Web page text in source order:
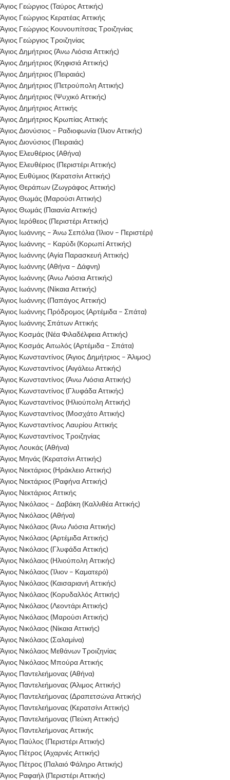
Άγιος Γεώργιος (Ταύρος Αττικής)
Άγιος Γεώργιος Κερατέας Αττικής
Άγιος Γεώργιος Κουνουπίτσας Τροιζηνίας
Άγιος Γεώργιος Τροιζηνίας
Άγιος Δημήτριος (Άνω Λιόσια Αττικής)
Άγιος Δημήτριος (Κηφισιά Αττικής)
Άγιος Δημήτριος (Πειραιάς)
Άγιος Δημήτριος (Πετρούπολη Αττικής)
Άγιος Δημήτριος (Ψυχικό Αττικής)
Άγιος Δημήτριος Αττικής
Άγιος Δημήτριος Κρωπίας Αττικής
Άγιος Διονύσιος – Ραδιοφωνία (Ίλιον Αττικής)
Άγιος Διονύσιος (Πειραιάς)
Άγιος Ελευθέριος (Αθήνα)
Άγιος Ελευθέριος (Περιστέρι Αττικής)
Άγιος Ευθύμιος (Κερατσίνι Αττικής)
Άγιος Θεράπων (Ζωγράφος Αττικής)
Άγιος Θωμάς (Μαρούσι Αττικής)
Άγιος Θωμάς (Παιανία Αττικής)
Άγιος Ιερόθεος (Περιστέρι Αττικής)
Άγιος Ιωάννης – Άνω Σεπόλια (Ίλιον – Περιστέρι)
Άγιος Ιωάννης – Καρύδι (Κορωπί Αττικής)
Άγιος Ιωάννης (Αγία Παρασκευή Αττικής)
Άγιος Ιωάννης (Αθήνα – Δάφνη)
Άγιος Ιωάννης (Άνω Λιόσια Αττικής)
Άγιος Ιωάννης (Νίκαια Αττικής)
Άγιος Ιωάννης (Παπάγος Αττικής)
Άγιος Ιωάννης Πρόδρομος (Αρτέμιδα – Σπάτα)
Άγιος Ιωάννης Σπάτων Αττικής
Άγιος Κοσμάς (Νέα Φιλαδέλφεια Αττικής)
Άγιος Κοσμάς Αιτωλός (Αρτέμιδα – Σπάτα)
Άγιος Κωνσταντίνος (Άγιος Δημήτριος – Άλιμος)
Άγιος Κωνσταντίνος (Αιγάλεω Αττικής)
Άγιος Κωνσταντίνος (Άνω Λιόσια Αττικής)
Άγιος Κωνσταντίνος (Γλυφάδα Αττικής)
Άγιος Κωνσταντίνος (Ηλιούπολη Αττικής)
Άγιος Κωνσταντίνος (Μοσχάτο Αττικής)
Άγιος Κωνσταντίνος Λαυρίου Αττικής
Άγιος Κωνσταντίνος Τροιζηνίας
Άγιος Λουκάς (Αθήνα)
Άγιος Μηνάς (Κερατσίνι Αττικής)
Άγιος Νεκτάριος (Ηράκλειο Αττικής)
Άγιος Νεκτάριος (Ραφήνα Αττικής)
Άγιος Νεκτάριος Αττικής
Άγιος Νικόλαος – Δαβάκη (Καλλιθέα Αττικής)
Άγιος Νικόλαος (Αθήνα)
Άγιος Νικόλαος (Άνω Λιόσια Αττικής)
Άγιος Νικόλαος (Αρτέμιδα Αττικής)
Άγιος Νικόλαος (Γλυφάδα Αττικής)
Άγιος Νικόλαος (Ηλιούπολη Αττικής)
Άγιος Νικόλαος (Ίλιον – Καματερό)
Άγιος Νικόλαος (Καισαριανή Αττικής)
Άγιος Νικόλαος (Κορυδαλλός Αττικής)
Άγιος Νικόλαος (Λεοντάρι Αττικής)
Άγιος Νικόλαος (Μαρούσι Αττικής)
Άγιος Νικόλαος (Νίκαια Αττικής)
Άγιος Νικόλαος (Σαλαμίνα)
Άγιος Νικόλαος Μεθάνων Τροιζηνίας
Άγιος Νικόλαος Μπούρα Αττικής
Άγιος Παντελεήμονας (Αθήνα)
Άγιος Παντελεήμονας (Άλιμος Αττικής)
Άγιος Παντελεήμονας (Δραπετσώνα Αττικής)
Άγιος Παντελεήμονας (Κερατσίνι Αττικής)
Άγιος Παντελεήμονας (Πεύκη Αττικής)
Άγιος Παντελεήμονας Αττικής
Άγιος Παύλος (Περιστέρι Αττικής)
Άγιος Πέτρος (Αχαρνές Αττικής)
Άγιος Πέτρος (Παλαιό Φάληρο Αττικής)
Άγιος Ραφαήλ (Περιστέρι Αττικής)